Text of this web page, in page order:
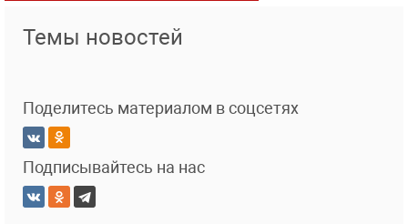
Темы новостей
Поделитесь материалом в соцсетях
Подписывайтесь на нас